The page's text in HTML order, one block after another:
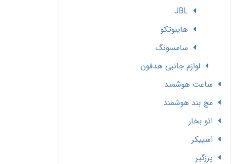
JBL
هاینوتکو
سامسونگ
لوازم جانبی هدفون
ساعت هوشمند
مچ بند هوشمند
اتو بخار
اسپیکر
پرزگیر